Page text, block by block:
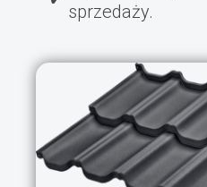
sprzedaży.